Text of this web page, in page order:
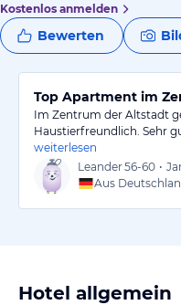
Kostenlos anmelden
Bewerten
Top Apartment im
Im Zentrum der Altstadt
Haustierfreundlich. Sehr
weiterlesen
Leander56-60 •
Aus
Hotel allgemein